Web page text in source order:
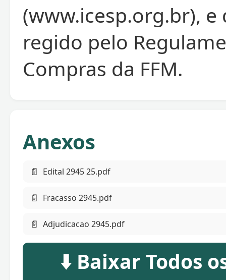
(www.icesp.org.br), e
regido pelo
Compras da FFM.
Anexos
📄 Edital 2945 25.pdf
📄 Fracasso 2945.pdf
📄 Adjudicacao 2945.pdf
⬇️ Baixar Todos